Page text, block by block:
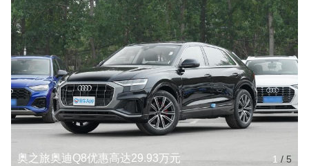
奥之旅奥迪Q8优惠高达29.93万元 1 / 5